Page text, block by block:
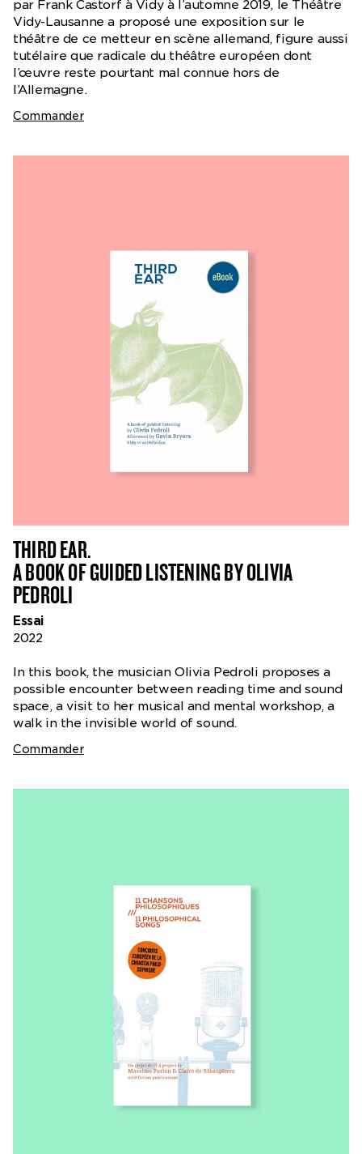
par Frank Castorf à Vidy à l’automne 2019, le Théâtre
Vidy-Lausanne a proposé une exposition sur le
théâtre de ce metteur en scène allemand, figure aussi
tutélaire que radicale du théâtre européen dont
l’œuvre reste pourtant mal connue hors de
l’Allemagne.
Commander
THIRD EAR.
A BOOK OF GUIDED LISTENING BY OLIVIA
PEDROLI
Essai
2022
In this book, the musician Olivia Pedroli proposes a
possible encounter between reading time and sound
space, a visit to her musical and mental workshop, a
walk in the invisible world of sound.
Commander